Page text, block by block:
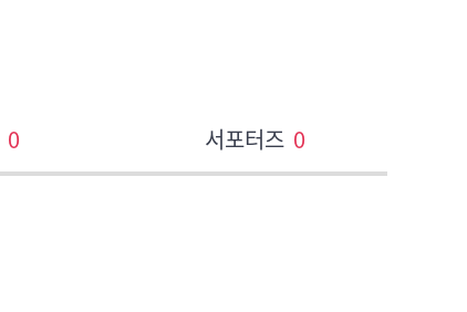
0 서포터즈 0